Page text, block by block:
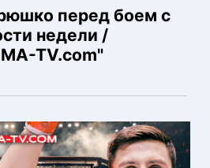
перед боем с
недели /
TV.com"